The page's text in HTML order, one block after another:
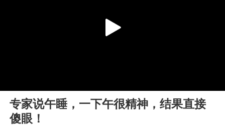
Play
专家说午睡，一下午很精神，结果直接
傻眼！